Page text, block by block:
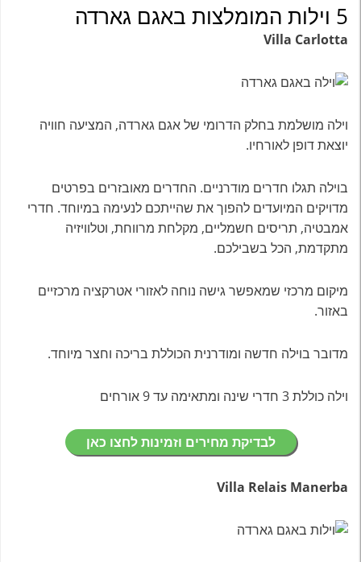
5 וילות המומלצות באגם גארדה
Villa Carlotta
וילה מושלמת בחלק הדרומי של אגם גארדה, המציעה חוויה
יוצאת דופן לאורחיו.
בוילה תגלו חדרים מודרניים. החדרים מאובזרים בפרטים
מדויקים המיועדים להפוך את שהייתכם לנעימה במיוחד. חדרי
אמבטיה, תריסים חשמליים, מקלחת מרווחת, וטלוויזיה
מתקדמת, הכל בשבילכם.
מיקום מרכזי שמאפשר גישה נוחה לאזורי אטרקציה מרכזיים
באזור.
מדובר בוילה חדשה ומודרנית הכוללת בריכה וחצר מיוחד.
וילה כוללת 3 חדרי שינה ומתאימה עד 9 אורחים
לבדיקת מחירים וזמינות לחצו כאן
Villa Relais Manerba